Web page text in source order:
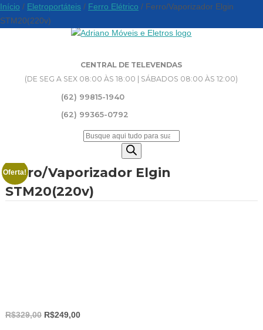
CENTRAL DE TELEVENDAS
(DE SEG A SEX 08:00 ÀS 18:00 | SÁBADOS 08:00 ÀS 12:00)
(62) 99815-1940
(62) 99365-0792
Pesquisar
Início / Eletroportáteis / Ferro Elétrico / Ferro/Vaporizador Elgin
STM20(220v)
Ferro/Vaporizador Elgin
STM20(220v)
Oferta!
R$329,00 O
R$249,00O